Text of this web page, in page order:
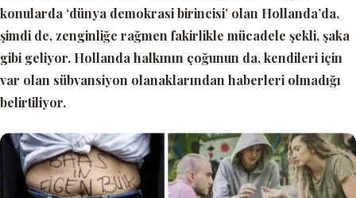
konularda ‘dünya demokrasi birincisi’ olan Hollanda’da,
şimdi de, zenginliğe rağmen fakirlikle mücadele şekli, şaka
gibi geliyor. Hollanda halkının çoğunun da, kendileri için
var olan sübvansiyon olanaklarından haberleri olmadığı
belirtiliyor.